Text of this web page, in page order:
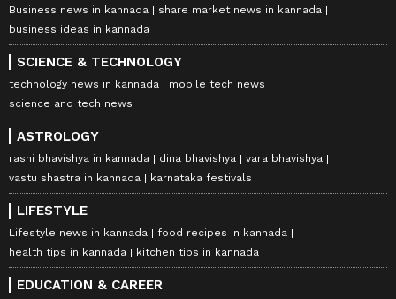
Business news in kannada
share market news in kannada
business ideas in kannada
SCIENCE & TECHNOLOGY
technology news in kannada
mobile tech news
science and tech news
ASTROLOGY
rashi bhavishya in kannada dina bhavishya
vara bhavishya
vastu shastra in kannada
karnataka festivals
LIFESTYLE
Lifestyle news in kannada
food recipes in kannada
health tips in kannada
kitchen tips in kannada
EDUCATION & CAREER